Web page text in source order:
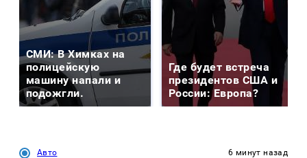
СМИ: В Химках на
полицейскую
машину напали и
подожгли.
Где будет встреча
президентов США и
России: Европа?
Авто 6 минут назад